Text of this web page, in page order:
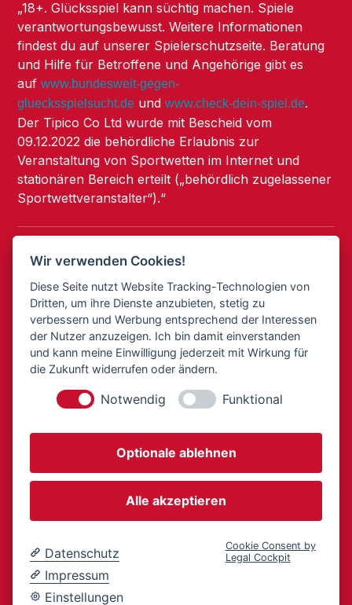
„18+. Glücksspiel kann süchtig machen. Spiele
verantwortungsbewusst. Weitere Informationen
findest du auf unserer Spielerschutzseite. Beratung
und Hilfe für Betroffene und Angehörige gibt es
auf www.bundesweit-gegen-
gluecksspielsucht.deund www.check-dein-spiel.de.
Der Tipico Co Ltd wurde mit Bescheid vom
09.12.2022 die behördliche Erlaubnis zur
Veranstaltung von Sportwetten im Internet und
stationären Bereich erteilt („behördlich zugelassener
Sportwettveranstalter“).“
Über uns
Karriere
Verantwortung
Datenschutzerklärung
Impressum
Berghausen
Durlach Arena
Durlach Wettbüro
Ettlingen Wettannahme
Knielingen
Jetzt Tipico App herunterladen
und mit der Tipico Card spielen!
© 2026S-Bez. Vermittlungs GmbH
Wir verwenden Cookies!
Diese Seite nutzt Website Tracking-Technologien von
Dritten, um ihre Dienste anzubieten, stetig zu
verbessern und Werbung entsprechend der Interessen
der Nutzer anzuzeigen. Ich bin damit einverstanden
und kann meine Einwilligung jederzeit mit Wirkung für
die Zukunft widerrufen oder ändern.
Notwendig Funktional
Optionale ablehnen
Alle akzeptieren
Datenschutz
Impressum
Einstellungen
Cookie Consent by
Legal Cockpit